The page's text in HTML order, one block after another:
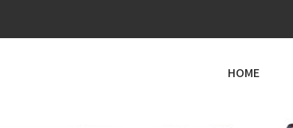
HOME